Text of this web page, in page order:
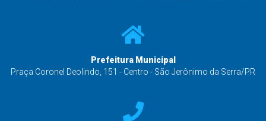
Prefeitura Municipal
Praça Coronel Deolindo, 151 - Centro - São Jerônimo da Serra/PR